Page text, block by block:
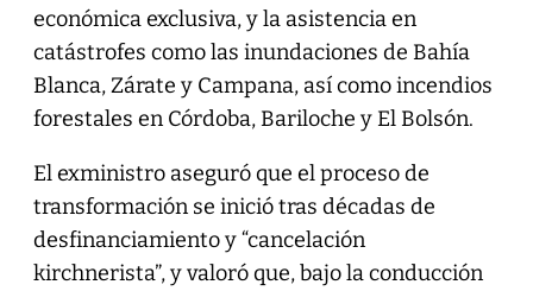
económica exclusiva, y la asistencia en
catástrofes como las inundaciones de Bahía
Blanca, Zárate y Campana, así como incendios
forestales en Córdoba, Bariloche y El Bolsón.
El exministro aseguró que el proceso de
transformación se inició tras décadas de
desfinanciamiento y “cancelación
kirchnerista”, y valoró que, bajo la conducción